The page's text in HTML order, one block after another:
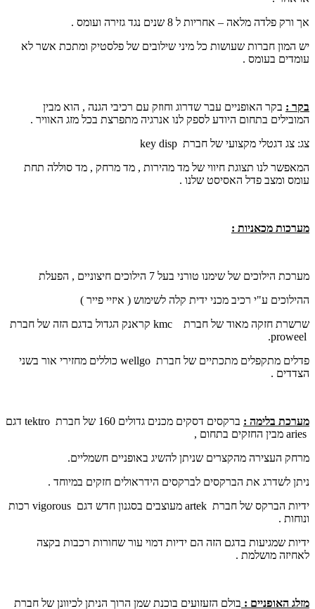
אך ורק פלדה מלאה – אחריות ל 8 שנים נגד גזירה ועומס .
יש המון חברות שעושות כל מיני שילובים של פלסטיק ומתכת אשר לא
עומדים בעומס .
בקר : בקר האופניים עבר שדרוג וחוזק עם רכיבי הגנה , הוא מבין
המובילים בתחום היודע לספק לנו אנרגיה מתפרצת בכל מזג האוויר .
צג: צג דגטלי מקצועי של חברת key disp
המאפשר לנו תצוגת חיווי של מד מהירות , מד מרחק , מד סוללה תחת
עומס ומצב פדל האסיסט שלנו .
מערכות מכאניות :
מערכת הילוכים של שימנו טורני בעל 7 הילוכים חיצוניים , הפעלת
ההילוכים ע"י רכיב מכני ידית קלה לשימוש ( איזיי פייר )
שרשרת חזקה מאוד של חברת
kmc קראנק הגדול בדגם הזה של חברת
proweel
.
פדלים מתקפלים מתכתיים של חברת wellgo כוללים מחזירי אור בשני
הצדדים .
מערכת בלימה : ברקסים דסקים מכנים גדולים 160 של חברת tektro דגם
aries מבין החזקים בתחום ,
מרחק העצירה מהקצרים שניתן להשיג באופניים חשמליים.
ניתן לשדרג את הברקסים לברקסים הידראולים חזקים במיוחד .
ידיות הברקס של חברת artek מעוצבים בסגנון חדש דגם vigorous רכות
ונוחות .
ידיות שמגיעות בדגם הזה הם ידיות דמוי עור שחורות רכבות בקצה
לאחיזה מושלמת .
מזלג האופניים : בולם הזעזועים בוכנת שמן הרוך הניתן לכיוונן של חברת